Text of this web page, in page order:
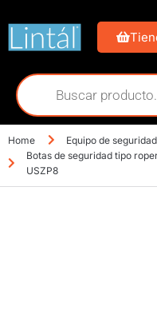
Home Equipo de seguridad,
Botas de seguridad tipo
USZP8